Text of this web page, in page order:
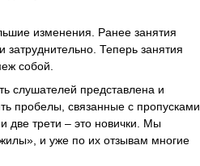
изменения. Ранее занятия
Теперь занятия
собой.
слушателей представлена и
пробелы, связанные с пропусками
две трети – это новички. Мы
и уже по их отзывам многие